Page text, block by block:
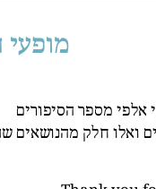
אלפי מספר הסיפורים
ואלו חלק מהנושאים